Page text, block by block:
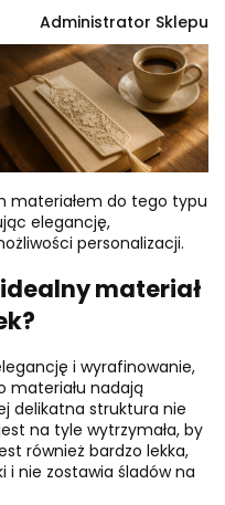
Administrator Sklepu
materiałem do tego typu
elegancję,
personalizacji.
materiał
i wyrafinowanie,
materiału nadają
delikatna struktura nie
na tyle wytrzymała, by
również bardzo lekka,
i nie zostawia śladów na